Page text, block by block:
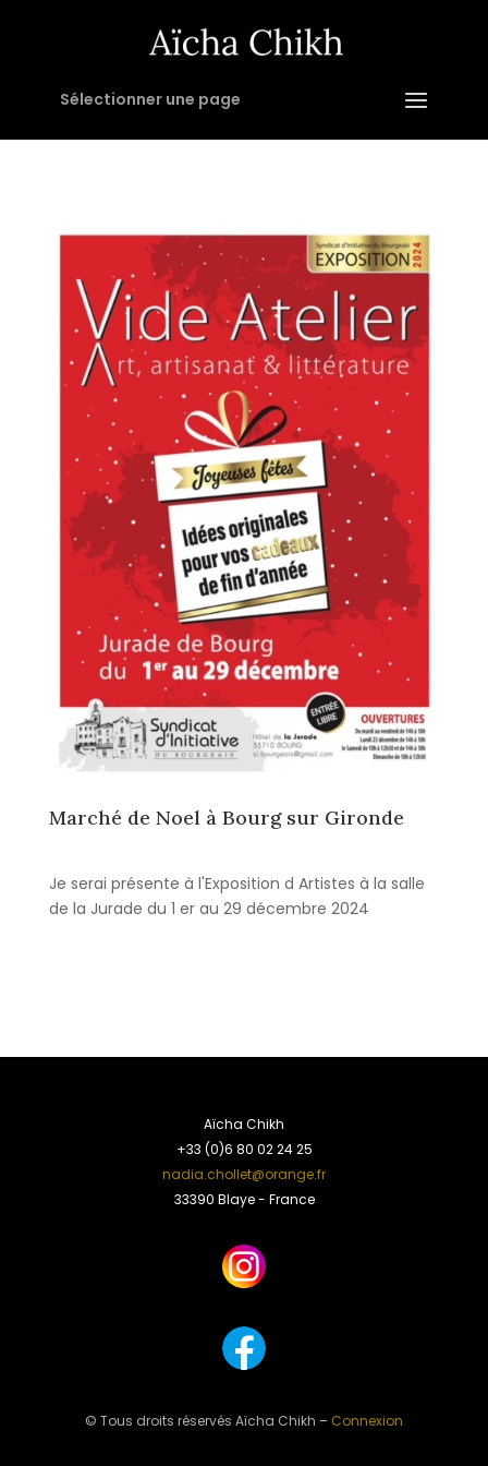
Sélectionner une page
Marché de Noel à Bourg sur Gironde
Je serai présente à l'Exposition d Artistes à la salle
de la Jurade du 1 er au 29 décembre 2024
Aïcha Chikh
+33 (0)6 80 02 24 25
nadia.chollet@orange.fr
33390 Blaye - France
© Tous droits réservés Aïcha Chikh – Connexion